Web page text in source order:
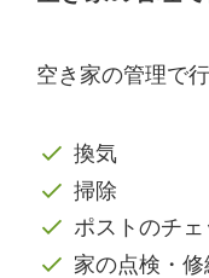
空き家の管理で
換気
掃除
ポストのチェ
家の点検・修